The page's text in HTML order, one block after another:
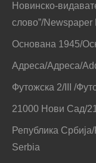
Новинско-
слово”/Newspaper
Основана 1945/
Адреса/Адреса/
Футожска 2/III /
21000 Нови Сад/
Република
Serbia